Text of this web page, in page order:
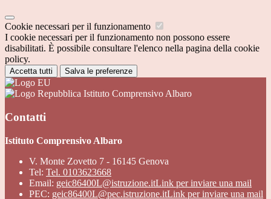
Cookie necessari per il funzionamento
I cookie necessari per il funzionamento non possono essere
disabilitati. È possibile consultare l'elenco nella pagina della cookie
policy.
Accetta tutti Salva le preferenze
Istituto Comprensivo Albaro
Contatti
Istituto Comprensivo Albaro
V. Monte Zovetto 7 - 16145 Genova
Tel: Tel. 0103623668
Email: geic86400L@istruzione.itLink per inviare una mail
PEC: geic86400L@pec.istruzione.itLink per inviare una mail